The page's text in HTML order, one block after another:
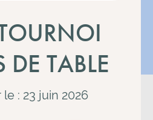
TABLE
: 23 juin 2026